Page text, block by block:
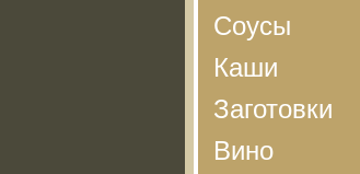
Соусы
Каши
Заготовки
Вино